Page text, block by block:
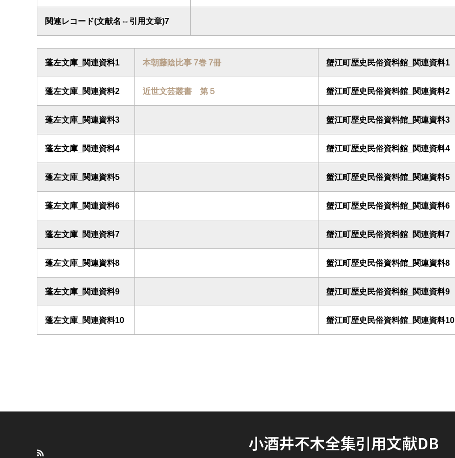
関連レコード(文献名⇔引用文章)7
蓬左文庫_関連資料1 本朝藤陰比事 7巻 7冊 蟹江町歴史民俗資料館_関連資料1
蓬左文庫_関連資料2 近世文芸叢書 第５ 蟹江町歴史民俗資料館_関連資料2
蓬左文庫_関連資料3 蟹江町歴史民俗資料館_関連資料3
蓬左文庫_関連資料4 蟹江町歴史民俗資料館_関連資料4
蓬左文庫_関連資料5 蟹江町歴史民俗資料館_関連資料5
蓬左文庫_関連資料6 蟹江町歴史民俗資料館_関連資料6
蓬左文庫_関連資料7 蟹江町歴史民俗資料館_関連資料7
蓬左文庫_関連資料8 蟹江町歴史民俗資料館_関連資料8
蓬左文庫_関連資料9 蟹江町歴史民俗資料館_関連資料9
蓬左文庫_関連資料10 蟹江町歴史民俗資料館_関連資料10
小酒井不木全集引用文献DB